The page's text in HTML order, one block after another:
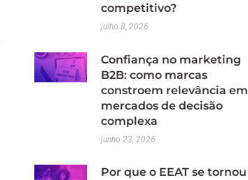
competitivo?
julho 8, 2026
Confiança no marketing
B2B: como marcas
constroem relevância em
mercados de decisão
complexa
junho 23, 2026
Por que o EEAT se tornou